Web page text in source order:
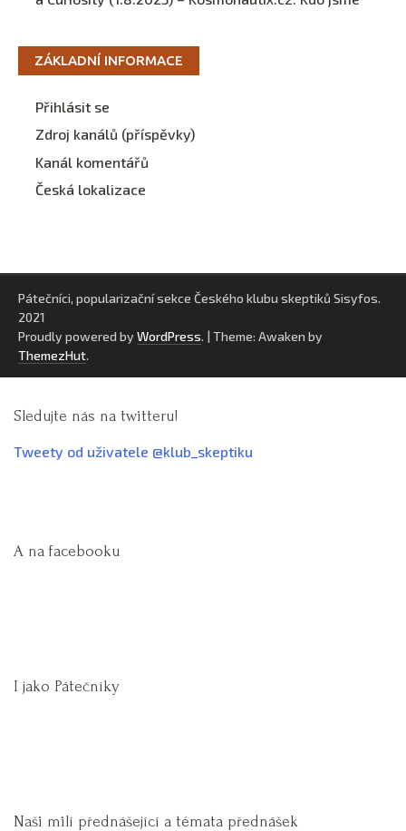
ZÁKLADNÍ INFORMACE
Přihlásit se
Zdroj kanálů (příspěvky)
Kanál komentářů
Česká lokalizace
Pátečníci, popularizační sekce Českého klubu skeptiků Sisyfos.
2021
Proudly powered by WordPress. | Theme: Awaken by
ThemezHut.
Sledujte nás na twitteru!
Tweety od uživatele @klub_skeptiku
A na facebooku
I jako Pátečníky
Naši milí přednášející a témata přednášek